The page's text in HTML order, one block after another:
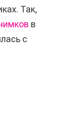
Так,
в
с